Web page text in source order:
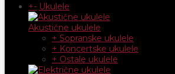
+- Ukulele
Akustične ukulele
+ Sopranske ukulele
+ Koncertske ukulele
+ Ostale ukulele